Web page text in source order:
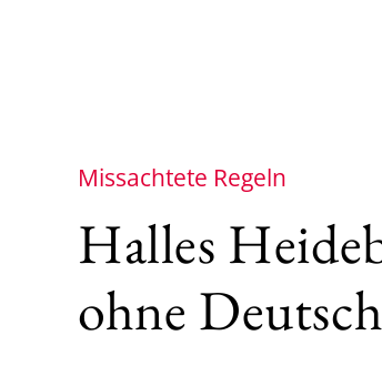
Missachtete Regeln
Halles
ohne